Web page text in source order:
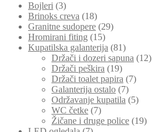
Bojleri (3)
Brinoks creva (18)
Granitne sudopere (29)
Hromirani fiting (15)
Kupatilska galanterija (81)
Držači i dozeri sapuna (12)
Držači peškira (19)
Držači toalet papira (7)
Galanterija ostalo (7)
Održavanje kupatila (5)
WC četke (7)
Žičane i druge police (19)